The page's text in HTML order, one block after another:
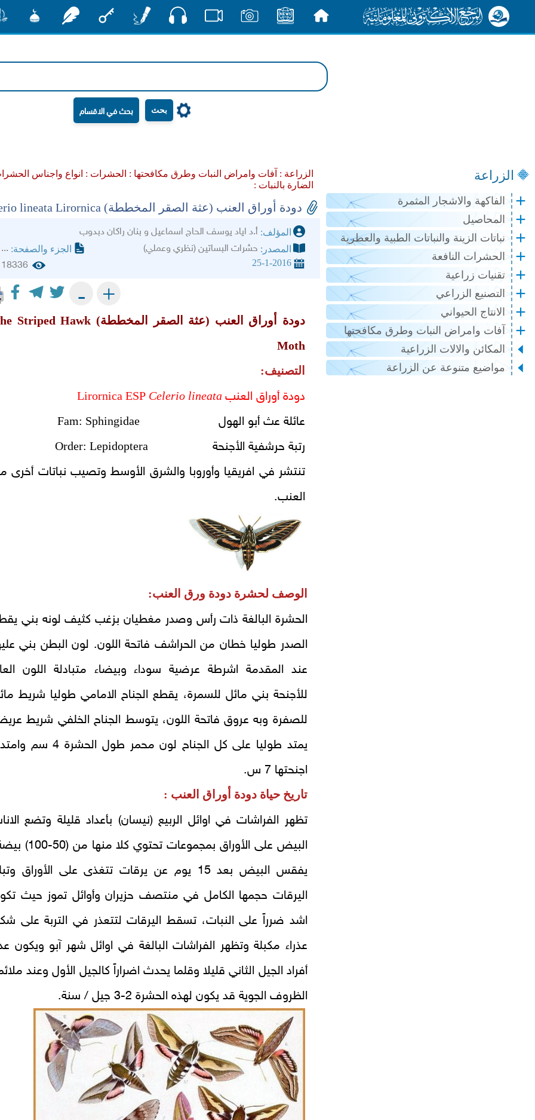
بحث
الزراعة
الفاكهة والاشجار المثمرة
المحاصيل
نباتات الزينة والنباتات الطبية والعطرية
الحشرات النافعة
تقنيات زراعية
التصنيع الزراعي
الانتاج الحيواني
آفات وامراض النبات وطرق مكافحتها
المكائن والالات الزراعية
مواضيع متنوعة عن الزراعة
الزراعة : آفات وامراض النبات وطرق مكافحتها : الحشرات : انواع واجناس
الضارة بالنبات :
دودة أوراق العنب (عثة الصقر المخططة) Celerio lineata Lirornica
المؤلف: أ.د اياد يوسف الحاج اسماعيل و بنان راكان دبدوب
المصدر: حشرات البساتين (نظري وعملي) الجزء والصفحة: ...
25-1-2016
18336
+
-
دودة أوراق العنب (عثة الصقر المخططة) Striped Hawk
Moth
التصنيف:
دودة أوراق العنب
عائلة عث أبو الهول Fam: Sphingidae
رتبة حرشفية الأجنحة Order: Lepidoptera
تنتشر في افريقيا وأوروبا والشرق الأوسط وتصيب نباتات أخرى
العنب.
الوصف لحشرة دودة ورق العنب:
الحشرة البالغة ذات رأس وصدر مغطيان بزغب كثيف لونه بني
الصدر طوليا خطان من الحراشف فاتحة اللون. لون البطن بني
عند المقدمة اشرطة عرضية سوداء وبيضاء متبادلة اللون
للأجنحة بني مائل للسمرة، يقطع الجناح الامامي طوليا شريط
للصفرة وبه عروق فاتحة اللون، يتوسط الجناح الخلفي شريط
يمتد طوليا على كل الجناح لون محمر طول الحشرة 4
اجنحتها 7 س.
تاريخ حياة دودة أوراق العنب :
تظهر الفراشات في اوائل الربيع (نيسان) بأعداد قليلة وتضع
البيض على الأوراق بمجموعات تحتوي كلا منها
يفقس البيض بعد 15 يوم عن يرقات تتغذى على الأوراق
اليرقات حجمها الكامل في منتصف حزيران وأوائل تموز حيث
اشد ضرراً على النبات، تسقط اليرقات لتتعذر في التربة على
عذراء مكبلة وتظهر الفراشات البالغة في اوائل شهر آبو ويكون
أفراد الجيل الثاني قليلا وقلما يحدث اضراراً كالجيل الأول وعند
الظروف الجوية قد يكون لهذه الحشرة 2-3 جيل / سنة.